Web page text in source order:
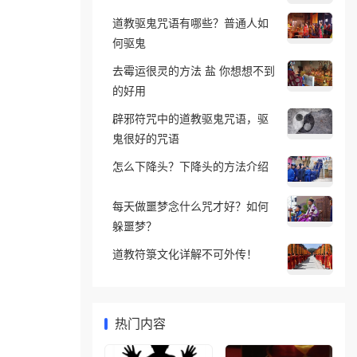
道教驱鬼咒语有哪些？普通人如
何驱鬼
去霉运很灵的方法 盐 你想想不到
的好用
辟邪符咒中的道教驱鬼咒语，驱
鬼很好的咒语
怎么下降头？下降头的方法介绍
每天做噩梦念什么咒才好？如何
躲噩梦？
道教符箓文化详解不可外传！
热门内容